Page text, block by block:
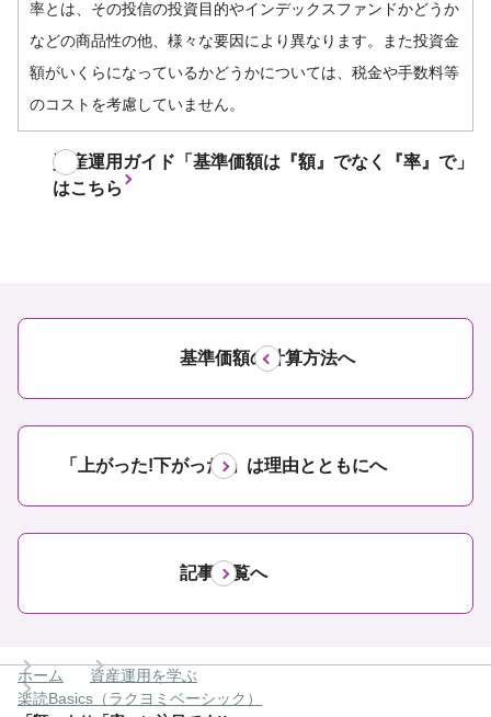
率とは、その投信の投資目的やインデックスファンドかどうか
などの商品性の他、様々な要因により異なります。また投資金
額がいくらになっているかどうかについては、税金や手数料等
のコストを考慮していません。
資産運用ガイド「基準価額は『額』でなく『率』で」
はこちら
基準価額の計算方法へ
「上がった!下がった!」は理由とともにへ
記事一覧へ
ホーム
資産運用を学ぶ
楽読Basics（ラクヨミベーシック）